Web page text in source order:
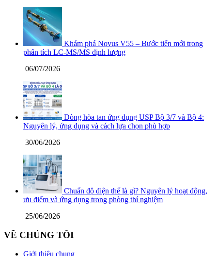
Khám phá Novus V55 – Bước tiến mới trong
phân tích LC-MS/MS định lượng
06/07/2026
Dòng hòa tan ứng dụng USP Bộ 3/7 và Bộ 4:
Nguyên lý, ứng dụng và cách lựa chọn phù hợp
30/06/2026
Chuẩn độ điện thế là gì? Nguyên lý hoạt động,
ưu điểm và ứng dụng trong phòng thí nghiệm
25/06/2026
VỀ CHÚNG TÔI
Giới thiệu chung